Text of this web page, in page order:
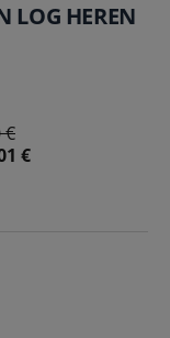
LOG HEREN
€
€